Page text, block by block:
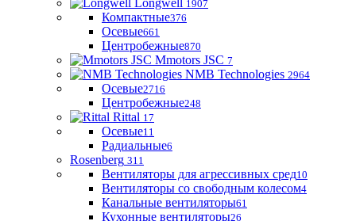
Longwell 1907
Компактные376
Осевые661
Центробежные870
Mmotors JSC 7
NMB Technologies 2964
Осевые2716
Центробежные248
Rittal 17
Осевые11
Радиальные6
Rosenberg 311
Вентиляторы для агрессивных сред10
Вентиляторы со свободным колесом4
Канальные вентиляторы61
Кухонные вентиляторы26